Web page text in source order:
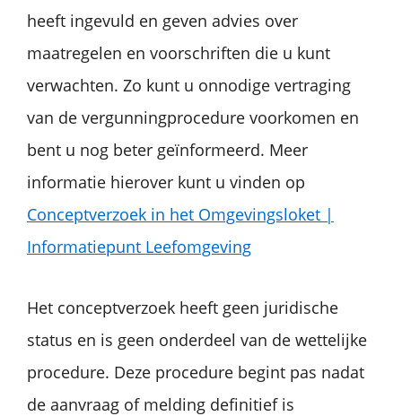
heeft ingevuld en geven advies over
maatregelen en voorschriften die u kunt
verwachten. Zo kunt u onnodige vertraging
van de vergunningprocedure voorkomen en
bent u nog beter geïnformeerd. Meer
informatie hierover kunt u vinden op
Conceptverzoek in het Omgevingsloket |
Informatiepunt Leefomgeving
Het conceptverzoek heeft geen juridische
status en is geen onderdeel van de wettelijke
procedure. Deze procedure begint pas nadat
de aanvraag of melding definitief is